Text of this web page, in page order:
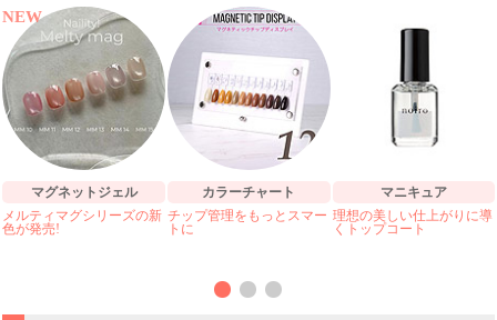
NEW
マグネットジェル
メルティマグシリーズの新
色が発売!
カラーチャート
チップ管理をもっとスマー
トに
マニキュア
理想の美しい仕上がりに導
くトップコート